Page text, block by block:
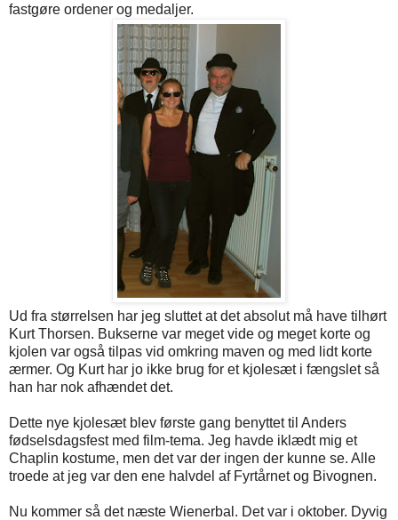
fastgøre ordener og medaljer.
Ud fra størrelsen har jeg sluttet at det absolut må have tilhørt
Kurt Thorsen. Bukserne var meget vide og meget korte og
kjolen var også tilpas vid omkring maven og med lidt korte
ærmer. Og Kurt har jo ikke brug for et kjolesæt i fængslet så
han har nok afhændet det.
Dette nye kjolesæt blev første gang benyttet til Anders
fødselsdagsfest med film-tema. Jeg havde iklædt mig et
Chaplin kostume, men det var der ingen der kunne se. Alle
troede at jeg var den ene halvdel af Fyrtårnet og Bivognen.
Nu kommer så det næste Wienerbal. Det var i oktober. Dyvig